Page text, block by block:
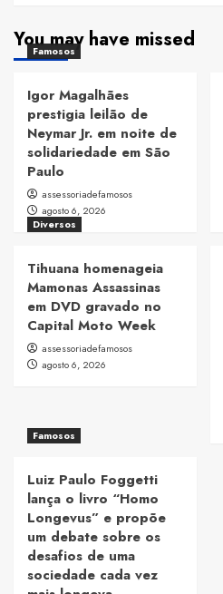
You may have missed
Famosos
Igor Magalhães
prestigia leilão de
Neymar Jr. em noite de
solidariedade em São
Paulo
assessoriadefamosos
agosto 6, 2026
Diversos
Tihuana homenageia
Mamonas Assassinas
em DVD gravado no
Capital Moto Week
assessoriadefamosos
agosto 6, 2026
Famosos
Luiz Paulo Foggetti
lança o livro “Homo
Longevus” e propõe
um debate sobre os
desafios de uma
sociedade cada vez